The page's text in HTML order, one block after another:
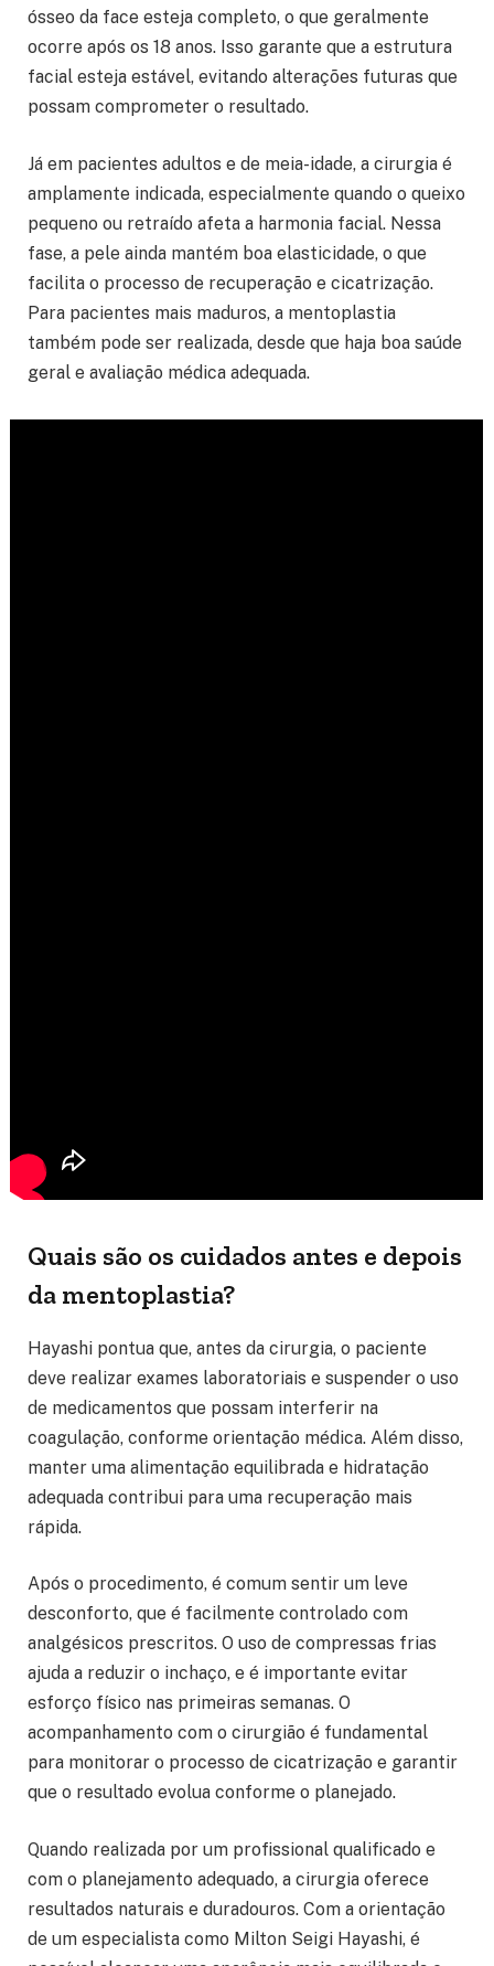
ósseo da face esteja completo, o que geralmente
ocorre após os 18 anos. Isso garante que a estrutura
facial esteja estável, evitando alterações futuras que
possam comprometer o resultado.
Já em pacientes adultos e de meia-idade, a cirurgia é
amplamente indicada, especialmente quando o queixo
pequeno ou retraído afeta a harmonia facial. Nessa
fase, a pele ainda mantém boa elasticidade, o que
facilita o processo de recuperação e cicatrização.
Para pacientes mais maduros, a mentoplastia
também pode ser realizada, desde que haja boa saúde
geral e avaliação médica adequada.
Quais são os cuidados antes e depois
da mentoplastia?
Hayashi pontua que, antes da cirurgia, o paciente
deve realizar exames laboratoriais e suspender o uso
de medicamentos que possam interferir na
coagulação, conforme orientação médica. Além disso,
manter uma alimentação equilibrada e hidratação
adequada contribui para uma recuperação mais
rápida.
Após o procedimento, é comum sentir um leve
desconforto, que é facilmente controlado com
analgésicos prescritos. O uso de compressas frias
ajuda a reduzir o inchaço, e é importante evitar
esforço físico nas primeiras semanas. O
acompanhamento com o cirurgião é fundamental
para monitorar o processo de cicatrização e garantir
que o resultado evolua conforme o planejado.
Quando realizada por um profissional qualificado e
com o planejamento adequado, a cirurgia oferece
resultados naturais e duradouros. Com a orientação
de um especialista como Milton Seigi Hayashi, é